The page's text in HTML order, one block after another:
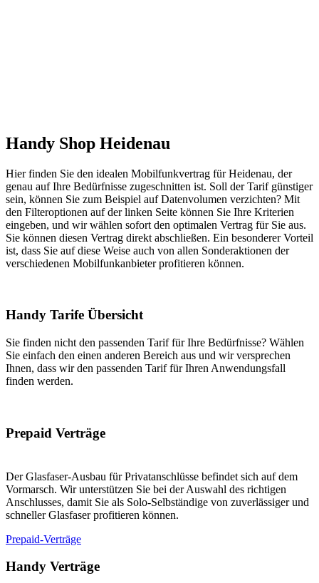
Handy Shop Heidenau
Hier finden Sie den idealen Mobilfunkvertrag für Heidenau, der
genau auf Ihre Bedürfnisse zugeschnitten ist. Soll der Tarif günstiger
sein, können Sie zum Beispiel auf Datenvolumen verzichten? Mit
den Filteroptionen auf der linken Seite können Sie Ihre Kriterien
eingeben, und wir wählen sofort den optimalen Vertrag für Sie aus.
Sie können diesen Vertrag direkt abschließen. Ein besonderer Vorteil
ist, dass Sie auf diese Weise auch von allen Sonderaktionen der
verschiedenen Mobilfunkanbieter profitieren können.
Handy Tarife Übersicht
Sie finden nicht den passenden Tarif für Ihre Bedürfnisse? Wählen
Sie einfach den einen anderen Bereich aus und wir versprechen
Ihnen, dass wir den passenden Tarif für Ihren Anwendungsfall
finden werden.
Prepaid Verträge
Der Glasfaser-Ausbau für Privatanschlüsse befindet sich auf dem
Vormarsch. Wir unterstützen Sie bei der Auswahl des richtigen
Anschlusses, damit Sie als Solo-Selbständige von zuverlässiger und
schneller Glasfaser profitieren können.
Prepaid-Verträge
Handy Verträge